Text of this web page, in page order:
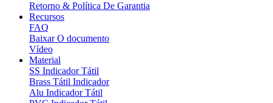
Retorno & Política De Garantia
Recursos
FAQ
Baixar O documento
Vídeo
Material
SS Indicador Tátil
Brass Tátil Indicador
Alu Indicador Tátil